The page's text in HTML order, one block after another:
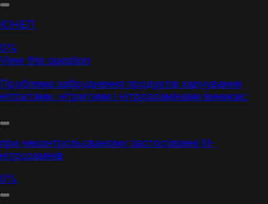
ЮНЕП
0%
View this question
Проблема забруднення продуктів харчування
нітратами, нітритами і нітрозоамінами виникає:
при неконтрольованому застосуванні N-
нітрозамінів
0%